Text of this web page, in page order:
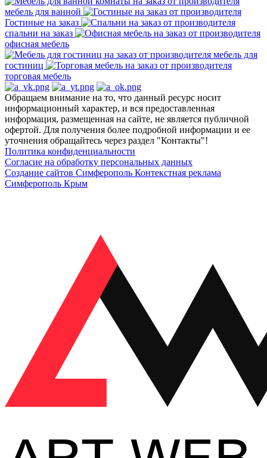
мебель для ванной
Гостиные на заказ
спальни на заказ
офисная мебель
мебель для
гостиниц
торговая мебель
Обращаем внимание на то, что данный ресурс носит
информационный характер, и вся предоставленная
информация, размещенная на сайте, не является публичной
офертой. Для получения более подробной информации и ее
уточнения обращайтесь через раздел "Контакты"!
Политика конфиденциальности
Согласие на обработку персональных данных
Создание сайтов Симферополь Контекстная реклама
Симферополь Крым